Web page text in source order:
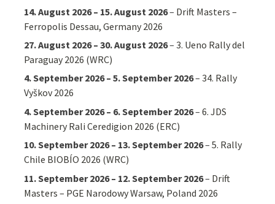
14. August 2026– 15. August 2026– Drift Masters –
Ferropolis Dessau, Germany 2026
27. August 2026– 30. August 2026–3. Ueno Rally del
Paraguay 2026 (WRC)
4. September 2026– 5. September 2026–34. Rally
Vyškov 2026
4. September 2026– 6. September 2026–6. JDS
Machinery Rali Ceredigion 2026 (ERC)
10. September 2026– 13. September 2026–5. Rally
Chile BIOBÍO 2026 (WRC)
11. September 2026– 12. September 2026– Drift
Masters – PGE Narodowy Warsaw, Poland 2026